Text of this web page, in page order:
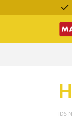
IDS